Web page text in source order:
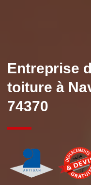
Entreprise
toiture à
74370